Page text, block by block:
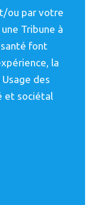
ou par votre
Tribune à
font
la
des
et sociétal